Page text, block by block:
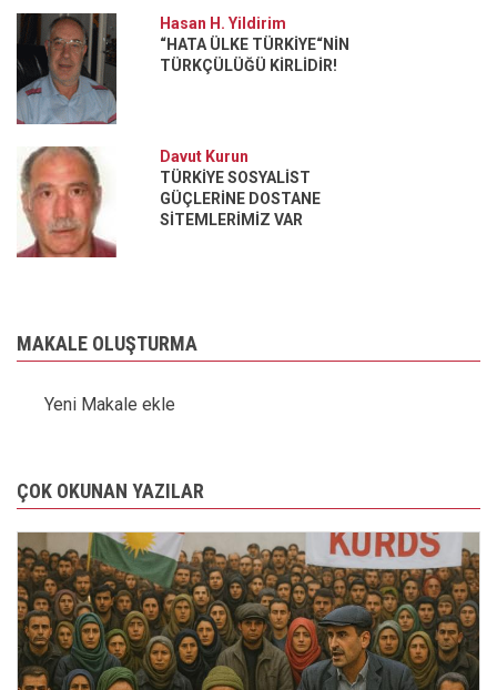
Hasan H. Yildirim
“HATA ÜLKE TÜRKİYE“NİN
TÜRKÇÜLÜĞÜ KİRLİDİR!
Davut Kurun
TÜRKİYE SOSYALİST
GÜÇLERİNE DOSTANE
SİTEMLERİMİZ VAR
MAKALE OLUŞTURMA
Yeni Makale ekle
ÇOK OKUNAN YAZILAR